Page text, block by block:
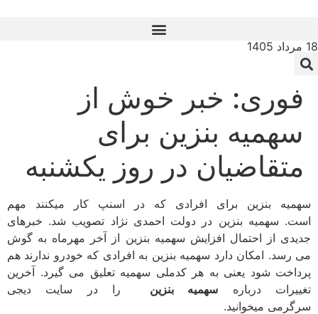
18 مرداد 1405
فوری: خبر خوش از
سهمیه بنزین برای
متقاضیان در روز یکشنبه
سهمیه بنزین برای افرادی که در اسنپ کار میکنند مهم
است. سهمیه بنزین در دولت احمدی نژاد تصویب شد. خبرهای
جدیدی از احتمال افزایش سهمیه بنزین از آخر مهرماه به گوش
می رسد. امکان دارد سهمیه بنزین به افرادی که خودرو ندارند هم
پرداخت شود یعنی به هر کدملی سهمیه تعلیق می گیرد. آخرین
تغییرات درباره سهمیه بنزین را در سایت دیجی
سرگرمی میخوانید.